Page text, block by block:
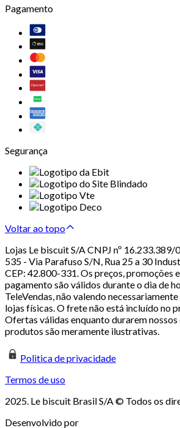
Pagamento
Segurança
Voltar ao topo
Lojas Le biscuit S/A CNPJ nº
535 - Via Parafuso S/N, Rua 25 a 30
CEP: 42.800-331. Os preços, promoções
pagamento são válidos durante o dia de
TeleVendas, não valendo
lojas físicas. O frete não está incluído no
Ofertas válidas enquanto durarem
produtos são meramente ilustrativas.
Politica de privacidade
Termos de uso
2025. Le biscuit Brasil S/A © Todos os
Desenvolvido por